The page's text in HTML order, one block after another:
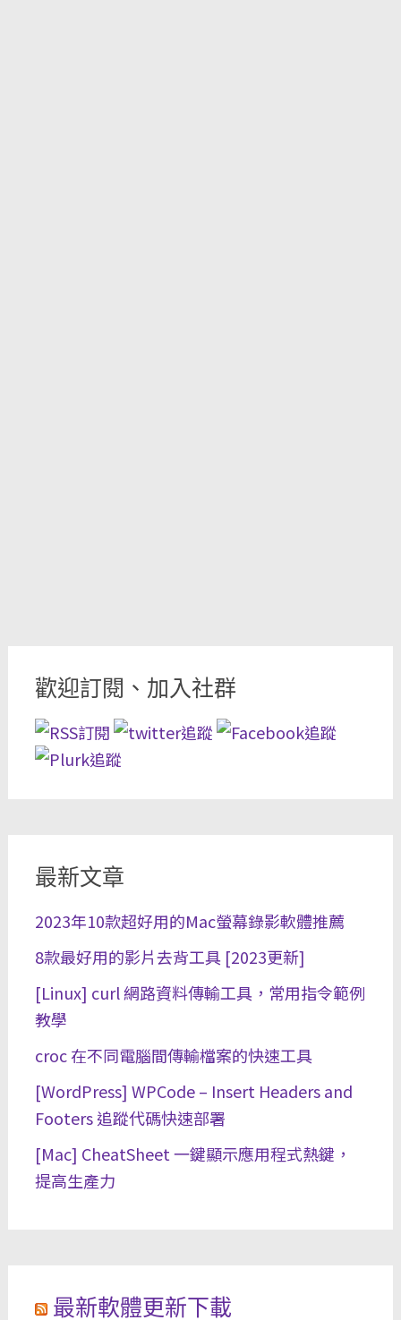
歡迎訂閱、加入社群
最新文章
2023年10款超好用的Mac螢幕錄影軟體推薦
8款最好用的影片去背工具 [2023更新]
[Linux] curl 網路資料傳輸工具，常用指令範例
教學
croc 在不同電腦間傳輸檔案的快速工具
[WordPress] WPCode – Insert Headers and
Footers 追蹤代碼快速部署
[Mac] CheatSheet 一鍵顯示應用程式熱鍵，
提高生產力
最新軟體更新下載